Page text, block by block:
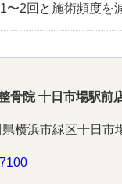
〜2回と施術頻度を
骨院 十日市場駅前
横浜市緑区十日市